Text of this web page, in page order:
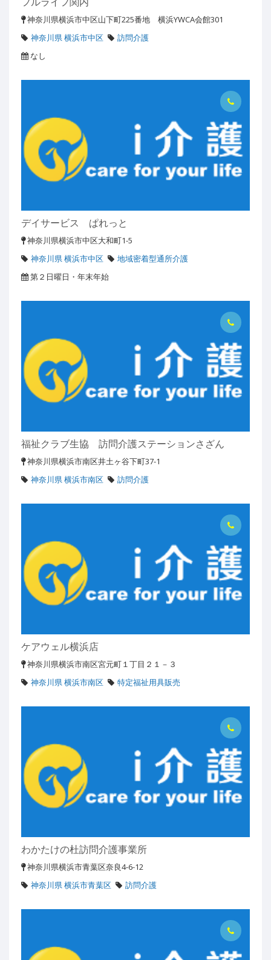
神奈川県横浜市中区山下町225番地 横浜YWCA会館301
神奈川県 横浜市中区
訪問介護
なし
デイサービス ぱれっと
神奈川県横浜市中区大和町1-5
神奈川県 横浜市中区
地域密着型通所介護
第２日曜日・年末年始
福祉クラブ生協 訪問介護ステーションさざん
神奈川県横浜市南区井土ヶ谷下町37-1
神奈川県 横浜市南区
訪問介護
ケアウェル横浜店
神奈川県横浜市南区宮元町１丁目２１－３
神奈川県 横浜市南区
特定福祉用具販売
わかたけの杜訪問介護事業所
神奈川県横浜市青葉区奈良4-6-12
神奈川県 横浜市青葉区
訪問介護